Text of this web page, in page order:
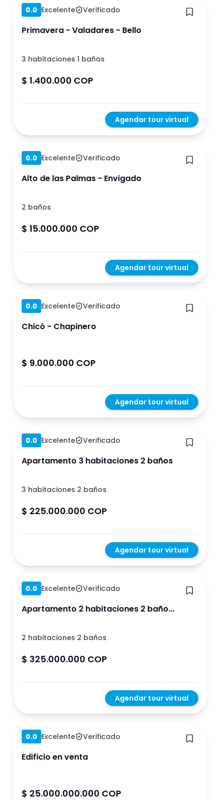
0.0 Excelente Verificado
Primavera - Valadares - Bello
3 habitaciones|1 baños
$ 1.400.000 COP
Agendar tour virtual
Hace 1 año
0.0 Excelente Verificado
Alto de las Palmas - Envigado
2 baños
$ 15.000.000 COP
Agendar tour virtual
Hace 1 año
0.0 Excelente Verificado
Chicó - Chapinero
$ 9.000.000 COP
Agendar tour virtual
Hace 4 meses
0.0 Excelente Verificado
Apartamento 3 habitaciones 2 baños
3 habitaciones|2 baños
$ 225.000.000 COP
Agendar tour virtual
Hace 1 año
0.0 Excelente Verificado
Apartamento 2 habitaciones 2 baño...
2 habitaciones|2 baños
$ 325.000.000 COP
Agendar tour virtual
Hace 1 año
0.0 Excelente Verificado
Edificio en venta
$ 25.000.000.000 COP